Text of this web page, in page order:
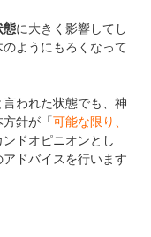
態に大きく影響してし
ようにもろくなって
言われた状態でも、神
針が「可能な限り、
ドオピニオンとし
ドバイスを行います